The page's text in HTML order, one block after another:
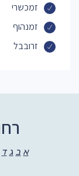
זמכשרי
זמנהוף
זרובבל
א ב ג ד